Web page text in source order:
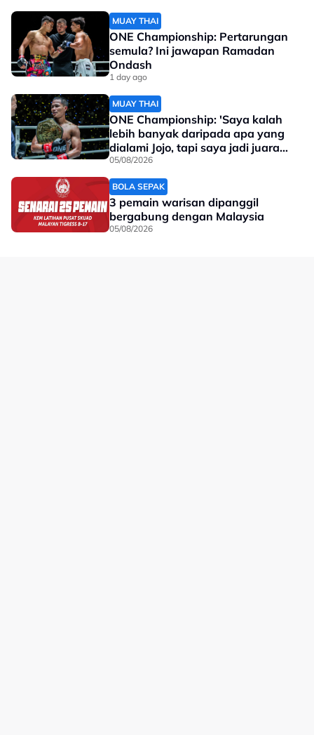
MUAY THAI
ONE Championship: Pertarungan
semula? Ini jawapan Ramadan
Ondash
1 day ago
MUAY THAI
ONE Championship: 'Saya kalah
lebih banyak daripada apa yang
dialami Jojo, tapi saya jadi juara
dunia'
05/08/2026
BOLA SEPAK
3 pemain warisan dipanggil
bergabung dengan Malaysia
05/08/2026